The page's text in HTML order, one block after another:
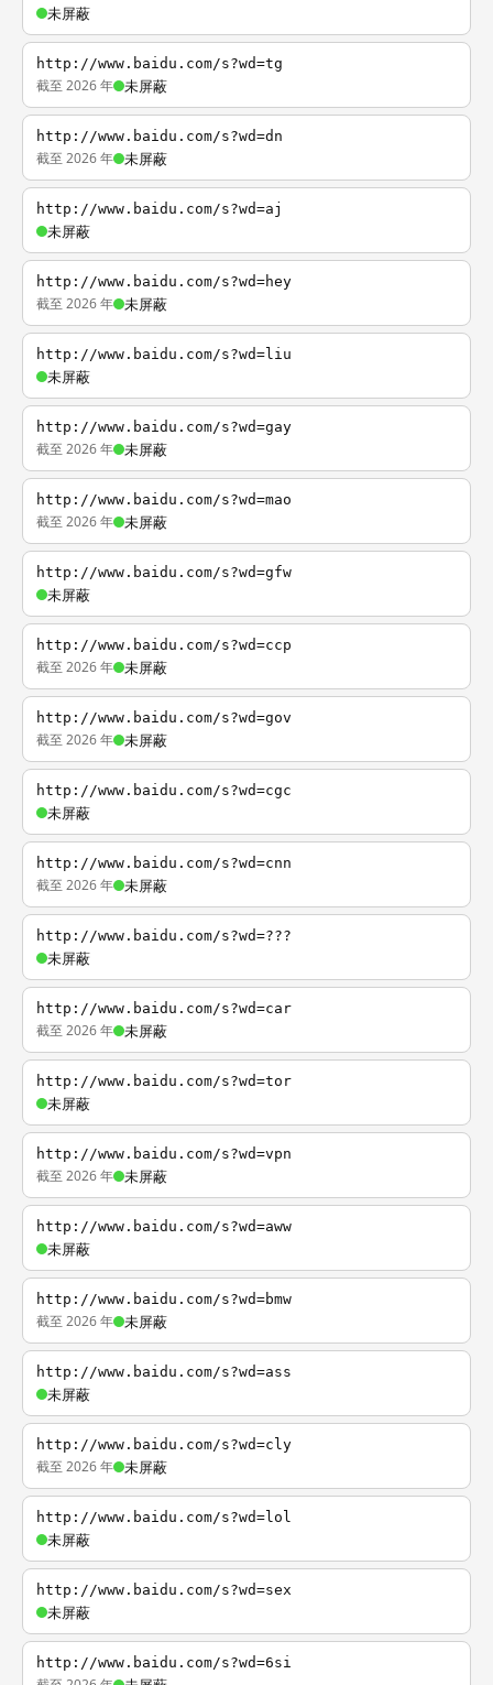
未屏蔽
http://www.baidu.com/s?wd=tg
截至 2026 年 未屏蔽
http://www.baidu.com/s?wd=dn
截至 2026 年 未屏蔽
http://www.baidu.com/s?wd=aj
未屏蔽
http://www.baidu.com/s?wd=hey
截至 2026 年 未屏蔽
http://www.baidu.com/s?wd=liu
未屏蔽
http://www.baidu.com/s?wd=gay
截至 2026 年 未屏蔽
http://www.baidu.com/s?wd=mao
截至 2026 年 未屏蔽
http://www.baidu.com/s?wd=gfw
未屏蔽
http://www.baidu.com/s?wd=ccp
截至 2026 年 未屏蔽
http://www.baidu.com/s?wd=gov
截至 2026 年 未屏蔽
http://www.baidu.com/s?wd=cgc
未屏蔽
http://www.baidu.com/s?wd=cnn
截至 2026 年 未屏蔽
http://www.baidu.com/s?wd=???
未屏蔽
http://www.baidu.com/s?wd=car
截至 2026 年 未屏蔽
http://www.baidu.com/s?wd=tor
未屏蔽
http://www.baidu.com/s?wd=vpn
截至 2026 年 未屏蔽
http://www.baidu.com/s?wd=aww
未屏蔽
http://www.baidu.com/s?wd=bmw
截至 2026 年 未屏蔽
http://www.baidu.com/s?wd=ass
未屏蔽
http://www.baidu.com/s?wd=cly
截至 2026 年 未屏蔽
http://www.baidu.com/s?wd=lol
未屏蔽
http://www.baidu.com/s?wd=sex
未屏蔽
http://www.baidu.com/s?wd=6si